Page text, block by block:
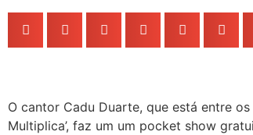
O cantor Cadu Duarte, que está entre
Multiplica’, faz um um pocket show